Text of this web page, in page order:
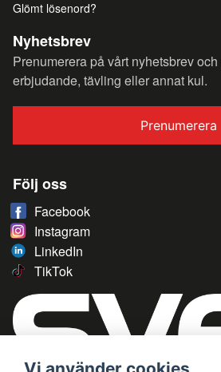
Glömt lösenord?
Nyhetsbrev
Prenumerera på vårt nyhetsbrev
erbjudande, tävling eller annat kul.
Prenumerera
Följ oss
Facebook
Instagram
LinkedIn
TikTok